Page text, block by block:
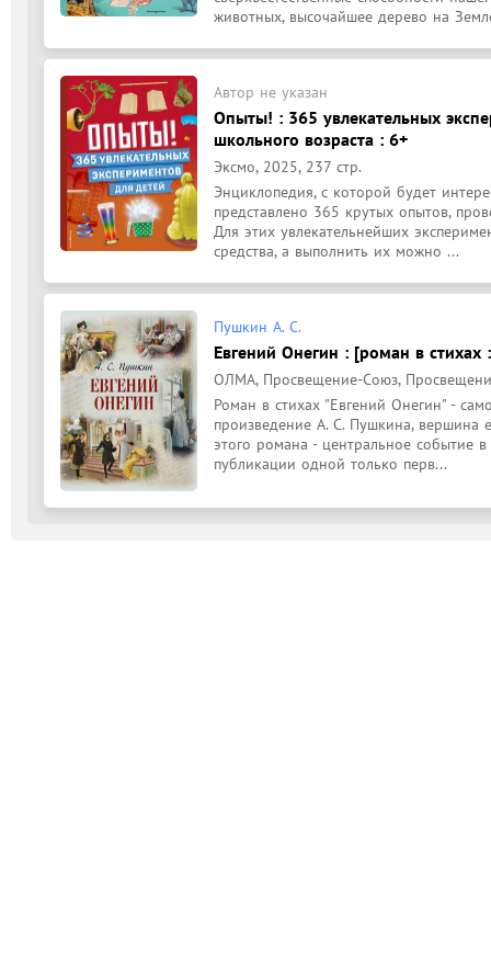
животных, высочайшее дерево на
Автор не указан
Опыты! : 365 увлекательных
школьного возраста : 6+
Эксмо, 2025, 237 стр.
Энциклопедия, с которой будет
представлено 365 крутых опытов,
Для этих увлекательнейших
средства, а выполнить их можно ...
Пушкин А. С.
Евгений Онегин : [роман в стихах
ОЛМА, Просвещение-Союз,
Роман в стихах "Евгений Онегин" -
произведение А. С. Пушкина, вершина
этого романа - центральное событие
публикации одной только перв...